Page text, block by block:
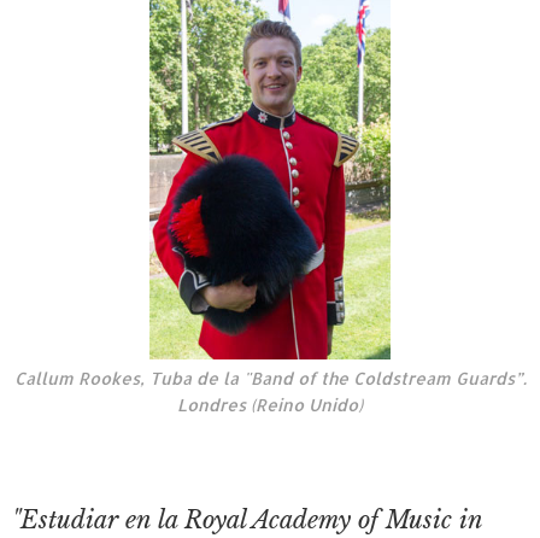
Callum Rookes, Tuba de la "Band of the Coldstream Guards”.
Londres (Reino Unido)
"Estudiar en la Royal Academy of Music in